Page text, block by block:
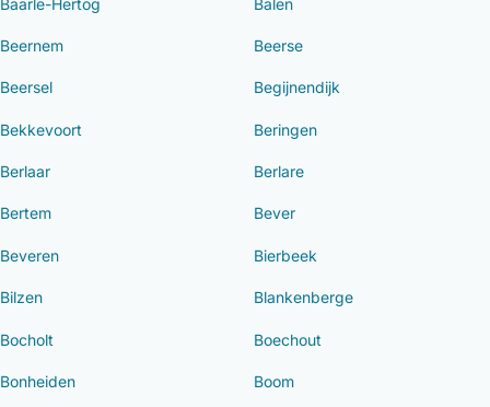
Beernem Beerse
Beersel Begijnendijk
Bekkevoort Beringen
Berlaar Berlare
Bertem Bever
Beveren Bierbeek
Bilzen Blankenberge
Bocholt Boechout
Bonheiden Boom